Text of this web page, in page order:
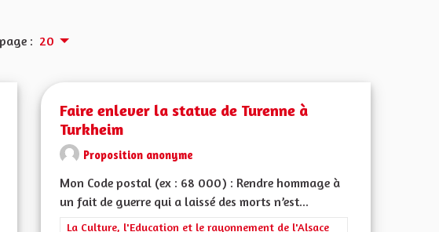
: 20
écologiques, environnementales et climatiques
Faire enlever la statue de Turenne à
Turkheim
Proposition anonyme
Mon Code postal (ex : 68 000) : Rendre hommage à
un fait de guerre qui a laissé des morts n’est...
Filtrer les résultats de la catégorie : La Culture, l'Education et le
La Culture, l'Education et le rayonnement de l'Alsace